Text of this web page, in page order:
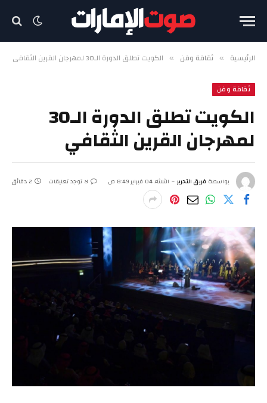
الرئيسية » ثقافة وفن » الكويت تطلق الدورة الـ30 لمهرجان القرين الثقافي
ثقافة وفن
الكويت تطلق الدورة الـ30
لمهرجان القرين الثقافي
بواسطة فريق التحرير الثلاثاء 04 فبراير 8:49 ص لا توجد تعليقات 2 دقائق